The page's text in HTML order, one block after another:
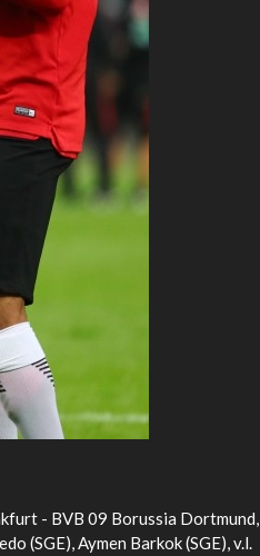
- BVB 09 Borussia Dortmund,
(SGE), Aymen Barkok (SGE), v.l.